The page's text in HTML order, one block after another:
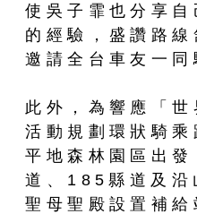
使吳子霏也分享自
的經驗，盛讚路線
邀請全台車友一同
此外，為響應「
活動規劃環狀騎
平地森林園區出
道、185縣道及沿
聖母聖殿設置補